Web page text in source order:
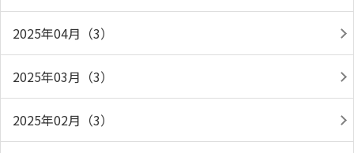
2025年04月（3）
2025年03月（3）
2025年02月（3）